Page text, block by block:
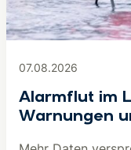
07.08.2026
Alarmflut im
Warnungen